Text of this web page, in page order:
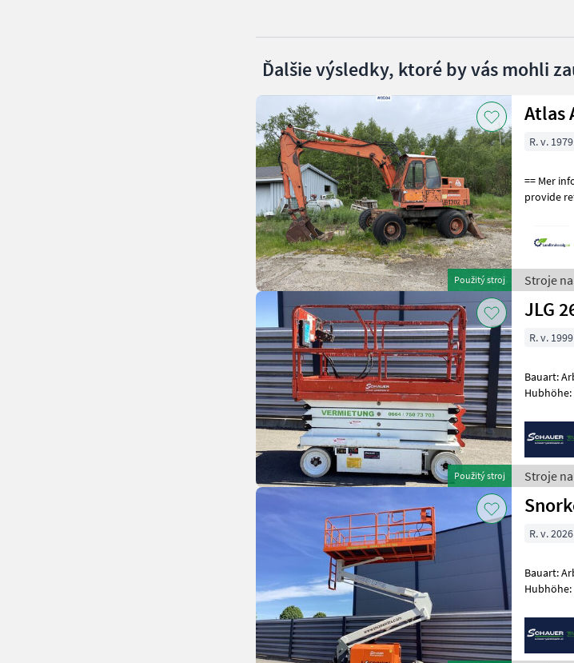
Ďalšie výsledky, ktoré by vás mohli
Použitý stroj
Atlas
R. v. 1979
== Mer informasjon
provide
Stroje
Použitý stroj
JLG
R. v. 1999
Bauart:
Hubhöhe: 7920mm, Batterie:
Stroje
R. v. 2026
Bauart:
Hubhöhe: 8000mm, Bauhöhe: